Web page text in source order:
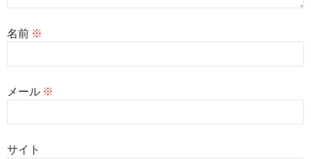
名前 ※
メール ※
サイト